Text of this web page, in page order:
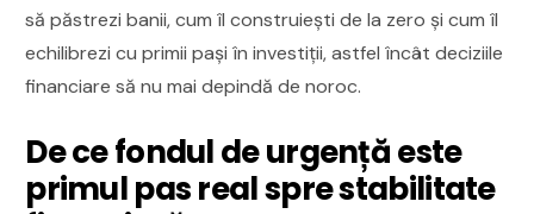
să păstrezi banii, cum îl construiești de la zero și cum îl
echilibrezi cu primii pași în investiții, astfel încât deciziile
financiare să nu mai depindă de noroc.
De ce fondul de urgență este
primul pas real spre stabilitate